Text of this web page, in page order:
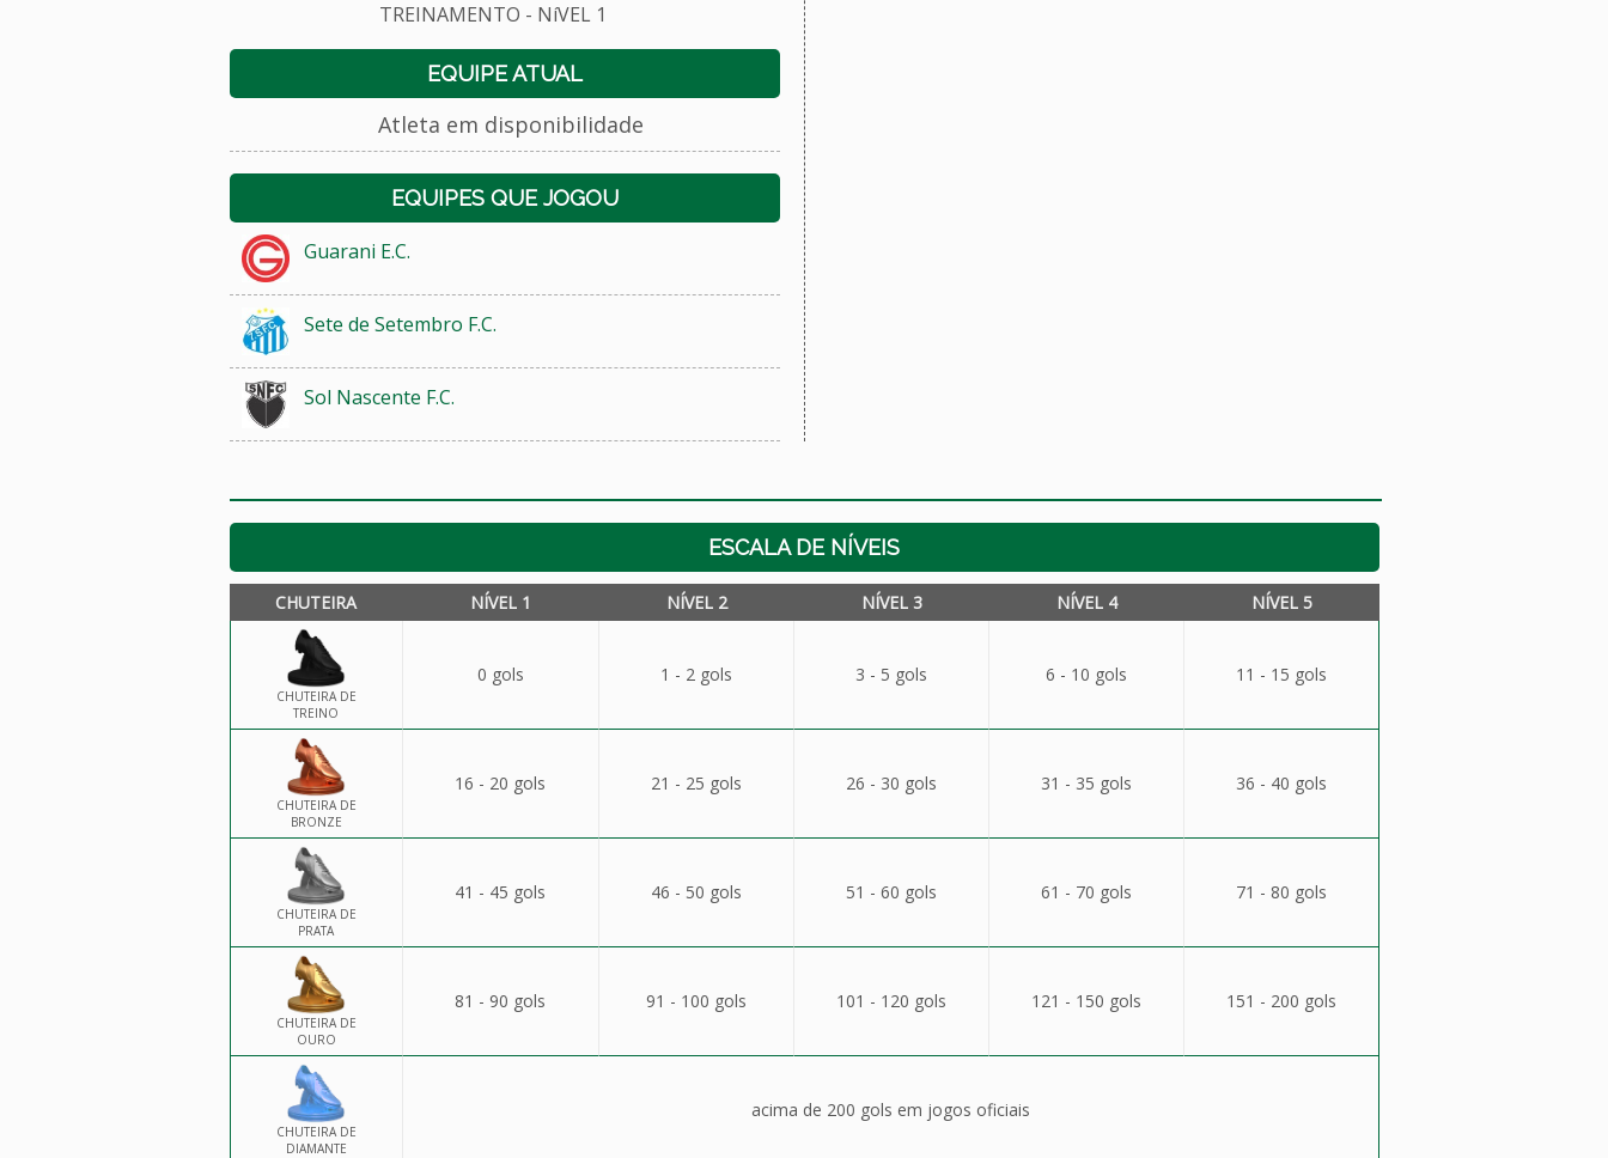
TREINAMENTO - NíVEL 1
EQUIPE ATUAL
Atleta em disponibilidade
EQUIPES QUE JOGOU
Guarani E.C.
Sete de Setembro F.C.
Sol Nascente F.C.
ESCALA DE NÍVEIS
CHUTEIRA NÍVEL 1 NÍVEL 2 NÍVEL 3 NÍVEL 4 NÍVEL 5
CHUTEIRA DE
TREINO
0 gols 1 - 2 gols 3 - 5 gols 6 - 10 gols 11 - 15 gols
CHUTEIRA DE
BRONZE
16 - 20 gols 21 - 25 gols 26 - 30 gols 31 - 35 gols 36 - 40 gols
CHUTEIRA DE
PRATA
41 - 45 gols 46 - 50 gols 51 - 60 gols 61 - 70 gols 71 - 80 gols
CHUTEIRA DE
OURO
81 - 90 gols 91 - 100 gols 101 - 120 gols 121 - 150 gols 151 - 200 gols
CHUTEIRA DE
DIAMANTE
acima de 200 gols em jogos oficiais